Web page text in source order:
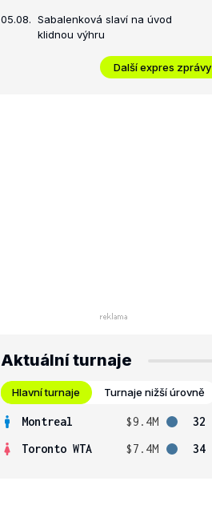
05.08. Sabalenková slaví na úvod
klidnou výhru
Další expres zprávy
Aktuální turnaje
Hlavní turnaje Turnaje nižší úrovně
Montreal $9.4M
32
Toronto WTA
$7.4M 34